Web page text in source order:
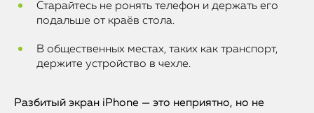
Старайтесь не ронять телефон и держать его
подальше от краёв стола.
В общественных местах, таких как транспорт,
держите устройство в чехле.
Разбитый экран iPhone — это неприятно, но не